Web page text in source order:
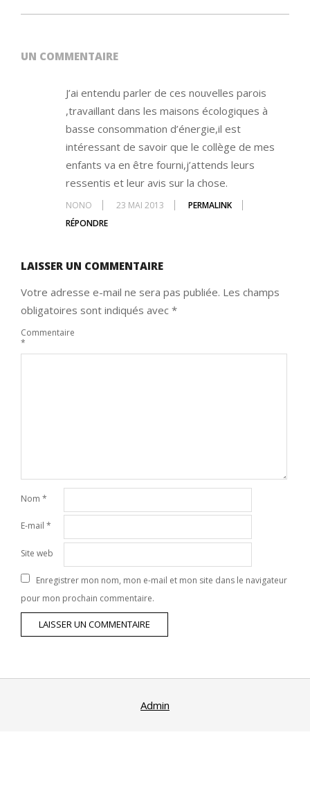
UN COMMENTAIRE
J’ai entendu parler de ces nouvelles parois
,travaillant dans les maisons écologiques à
basse consommation d’énergie,il est
intéressant de savoir que le collège de mes
enfants va en être fourni,j’attends leurs
ressentis et leur avis sur la chose.
NONO 23 MAI 2013
PERMALINK
RÉPONDRE
LAISSER UN COMMENTAIRE
Votre adresse e-mail ne sera pas publiée. Les champs
obligatoires sont indiqués avec *
Commentaire
*
Nom *
E-mail *
Site web
Enregistrer mon nom, mon e-mail et mon site dans le navigateur
pour mon prochain commentaire.
Admin